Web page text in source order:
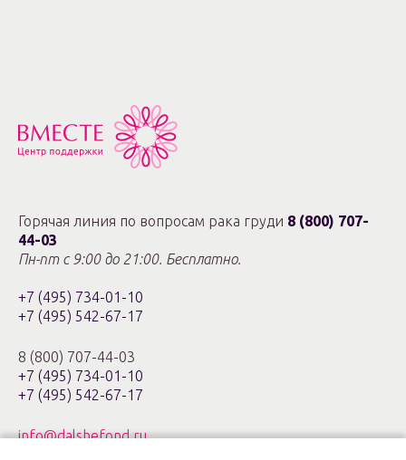
Горячая линия по вопросам рака груди 8 (800) 707-
44-03
Пн-пт с 9:00 до 21:00. Бесплатно.
+7 (495) 734-01-10
+7 (495) 542-67-17
8 (800) 707-44-03
+7 (495) 734-01-10
+7 (495) 542-67-17
info@dalshefond.ru